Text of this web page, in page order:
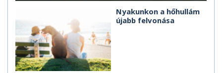
Nyakunkon a hőhullám
újabb felvonása